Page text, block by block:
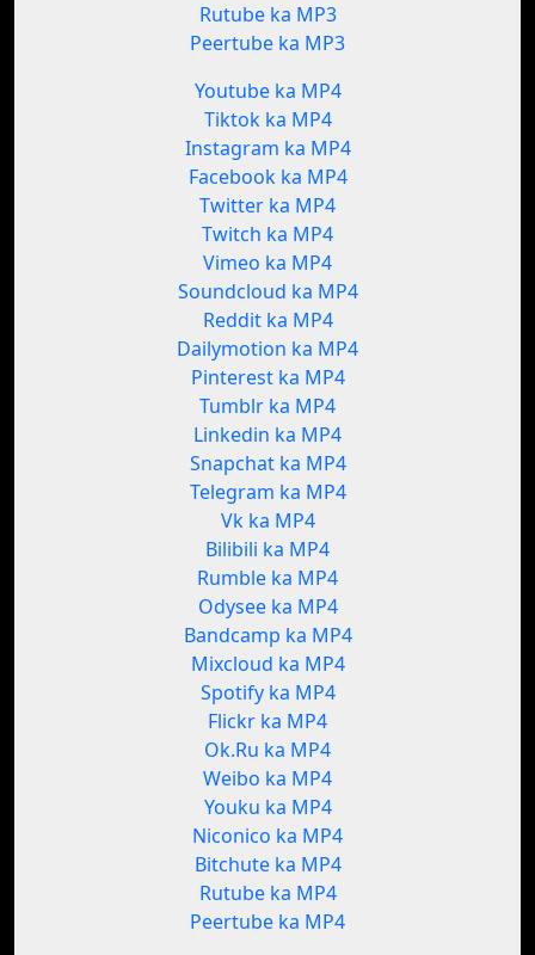
Rutube ka MP3
Peertube ka MP3
Youtube ka MP4
Tiktok ka MP4
Instagram ka MP4
Facebook ka MP4
Twitter ka MP4
Twitch ka MP4
Vimeo ka MP4
Soundcloud ka MP4
Reddit ka MP4
Dailymotion ka MP4
Pinterest ka MP4
Tumblr ka MP4
Linkedin ka MP4
Snapchat ka MP4
Telegram ka MP4
Vk ka MP4
Bilibili ka MP4
Rumble ka MP4
Odysee ka MP4
Bandcamp ka MP4
Mixcloud ka MP4
Spotify ka MP4
Flickr ka MP4
Ok.Ru ka MP4
Weibo ka MP4
Youku ka MP4
Niconico ka MP4
Bitchute ka MP4
Rutube ka MP4
Peertube ka MP4